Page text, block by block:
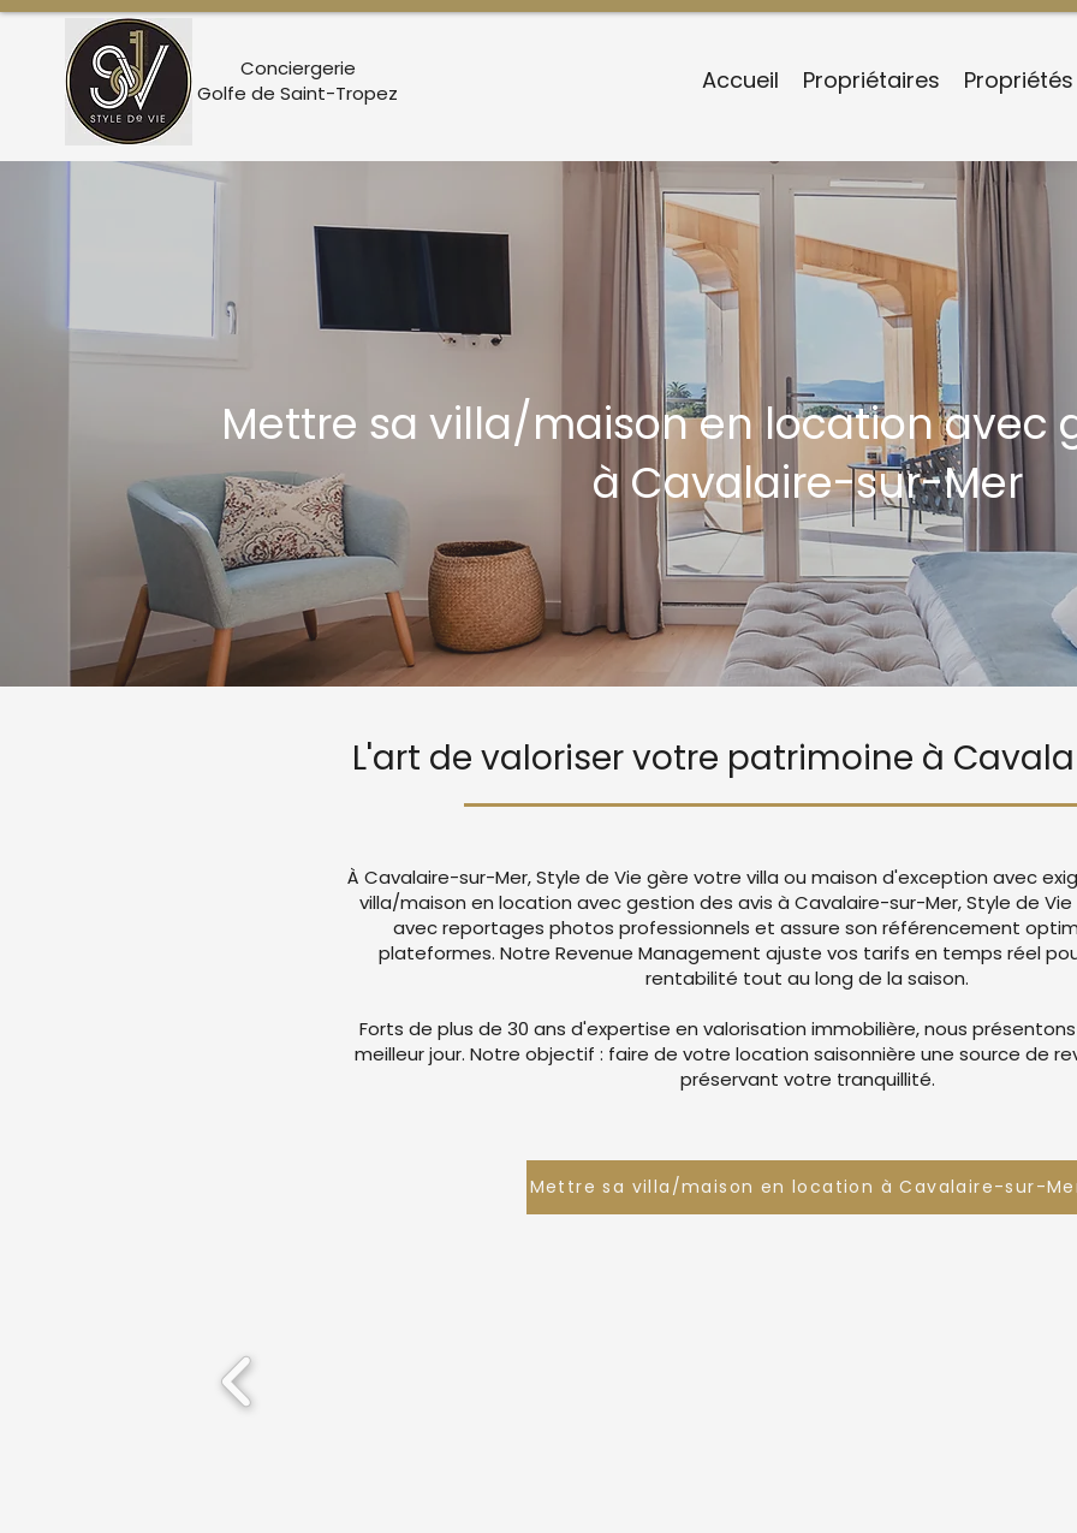
Conciergerie
Golfe de Saint-Tropez
Accueil Propriétaires Propriétés
Mettre sa villa/maison en location avec
à Cavalaire-sur-Mer
L'art de valoriser votre patrimoine à
À Cavalaire-sur-Mer, Style de Vie gère votre villa ou maison d'exception avec
villa/maison en location avec gestion des avis à Cavalaire-sur-Mer, Style de
avec reportages photos professionnels et assure son référencement
plateformes. Notre Revenue Management ajuste vos tarifs en temps réel
rentabilité tout au long de la saison.
Forts de plus de 30 ans d'expertise en valorisation immobilière, nous
meilleur jour. Notre objectif : faire de votre location saisonnière une source de
préservant votre tranquillité.
Mettre sa villa/maison en location à Cavalaire-sur-